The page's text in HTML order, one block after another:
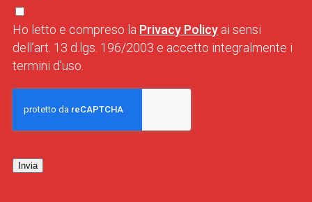
Ho letto e compreso la Privacy Policy ai sensi
dell’art. 13 d.lgs. 196/2003 e accetto integralmente i
termini d'uso.
Invia